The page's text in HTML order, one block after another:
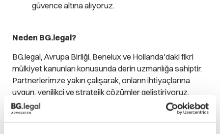
güvence altına alıyoruz.
Neden BG.legal?
BG.legal, Avrupa Birliği, Benelux ve Hollanda'daki fikri
mülkiyet kanunları konusunda derin uzmanlığa sahiptir.
Partnerlerimze yakın çalışarak, onların ihtiyaçlarına
uygun, yenilikçi ve stratejik çözümler geliştiriyoruz.
İşletmelerin Avrupa'daki faaliyetlerini güçlendirmelerine
yardımcı oluyoruz. Avrupa, Benelux veya Hollanda'da iş